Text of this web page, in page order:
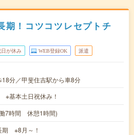
期！コツコツレセプトチ
日が休み WEB登録OK 派遣
分／甲斐住吉駅から車8分
※基本土日祝休み！
7時間 休憩1時間)
期 ※8月～！